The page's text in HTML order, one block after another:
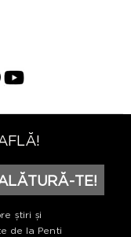
TE!
știri și
de la Penti